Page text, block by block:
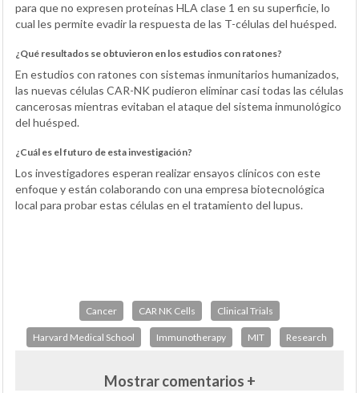
para que no expresen proteínas HLA clase 1 en su superficie, lo
cual les permite evadir la respuesta de las T-células del huésped.
¿Qué resultados se obtuvieron en los estudios con ratones?
En estudios con ratones con sistemas inmunitarios humanizados,
las nuevas células CAR-NK pudieron eliminar casi todas las células
cancerosas mientras evitaban el ataque del sistema inmunológico
del huésped.
¿Cuál es el futuro de esta investigación?
Los investigadores esperan realizar ensayos clínicos con este
enfoque y están colaborando con una empresa biotecnológica
local para probar estas células en el tratamiento del lupus.
Cancer CAR NK Cells Clinical Trials
Harvard Medical School Immunotherapy MIT Research
Mostrar comentarios +